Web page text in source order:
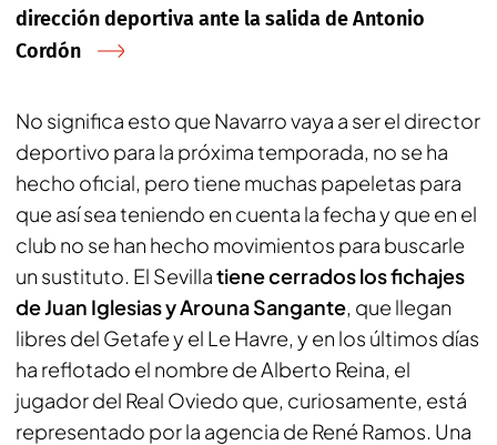
dirección deportiva ante la salida de Antonio
Cordón
No significa esto que Navarro vaya a ser el director
deportivo para la próxima temporada, no se ha
hecho oficial, pero tiene muchas papeletas para
que así sea teniendo en cuenta la fecha y que en el
club no se han hecho movimientos para buscarle
un sustituto. El Sevillatiene cerrados los fichajes
de Juan Iglesias y Arouna Sangante, que llegan
libres del Getafe y el Le Havre, y en los últimos días
ha reflotado el nombre de Alberto Reina, el
jugador del Real Oviedo que, curiosamente, está
representado por la agencia de René Ramos. Una